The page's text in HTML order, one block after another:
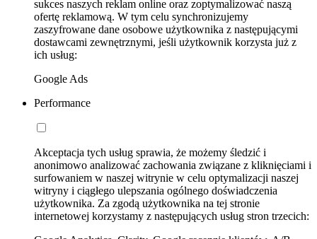
sukces naszych reklam online oraz zoptymalizować naszą
ofertę reklamową. W tym celu synchronizujemy
zaszyfrowane dane osobowe użytkownika z następującymi
dostawcami zewnętrznymi, jeśli użytkownik korzysta już z
ich usług:
Google Ads
Performance
Akceptacja tych usług sprawia, że możemy śledzić i
anonimowo analizować zachowania związane z kliknięciami i
surfowaniem w naszej witrynie w celu optymalizacji naszej
witryny i ciągłego ulepszania ogólnego doświadczenia
użytkownika. Za zgodą użytkownika na tej stronie
internetowej korzystamy z następujących usług stron trzecich: